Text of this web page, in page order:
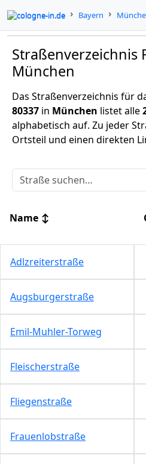
cologne-in.de Bayern
Straßenverzeichnis
München
Das Straßenverzeichnis für
80337 in München listet alle
alphabetisch auf. Zu jeder
Ortsteil und einen direkten
Name ↕
Adlzreiterstraße
Augsburgerstraße
Emil-Muhler-Torweg
Fleischerstraße
Fliegenstraße
Frauenlobstraße